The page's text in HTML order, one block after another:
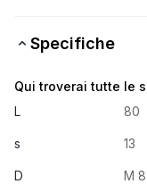
Specifiche
Qui troverai tutte le
L
80
s 13
D M 8